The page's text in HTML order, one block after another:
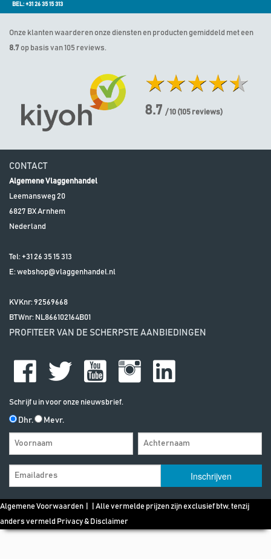
BEL: +31 26 35 15 313
Onze klanten waarderen onze diensten en producten gemiddeld met een
8.7 op basis van 105 reviews.
8.7 / 10 (105 reviews)
CONTACT
Algemene Vlaggenhandel
Leemansweg 20
6827 BXArnhem
Nederland
Tel: +31 26 35 15 313
E:webshop@vlaggenhandel.nl
KVKnr: 92569668
BTWnr: NL866102164B01
PROFITEER VAN DE SCHERPSTE AANBIEDINGEN
Schrijf u in voor onze nieuwsbrief.
Dhr. Mevr.
Algemene Voorwaarden | | Alle vermelde prijzen zijn exclusief btw, tenzij
anders vermeld Privacy & Disclaimer